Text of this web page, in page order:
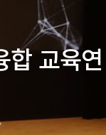
합 교육연